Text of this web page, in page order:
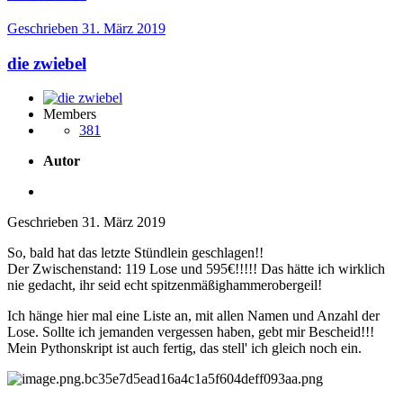
Geschrieben 31. März 2019
die zwiebel
Members
381
Autor
Geschrieben 31. März 2019
So, bald hat das letzte Stündlein geschlagen!!
Der Zwischenstand: 119 Lose und 595€!!!!! Das hätte ich wirklich
nie gedacht, ihr seid echt spitzenmäßighammerobergeil!
Ich hänge hier mal eine Liste an, mit allen Namen und Anzahl der
Lose. Sollte ich jemanden vergessen haben, gebt mir Bescheid!!!
Mein Pythonskript ist auch fertig, das stell' ich gleich noch ein.